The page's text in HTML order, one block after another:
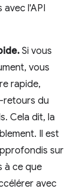
l'API
Si vous
vous
rapide,
retours du
Cela dit, la
Il est
sur
à ce que
avec